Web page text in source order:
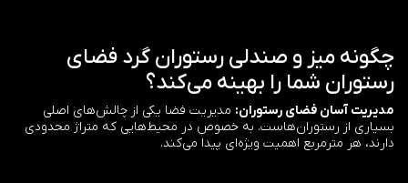
چگونه میز و صندلی رستوران گرد فضای
رستوران شما را بهینه می‌کند؟
مدیریت آسان فضای رستوران: مدیریت فضا یکی از چالش‌های اصلی
بسیاری از رستوران‌هاست. به خصوص در محیط‌هایی که متراژ محدودی
دارند، هر مترمربع اهمیت ویژه‌ای پیدا می‌کند.